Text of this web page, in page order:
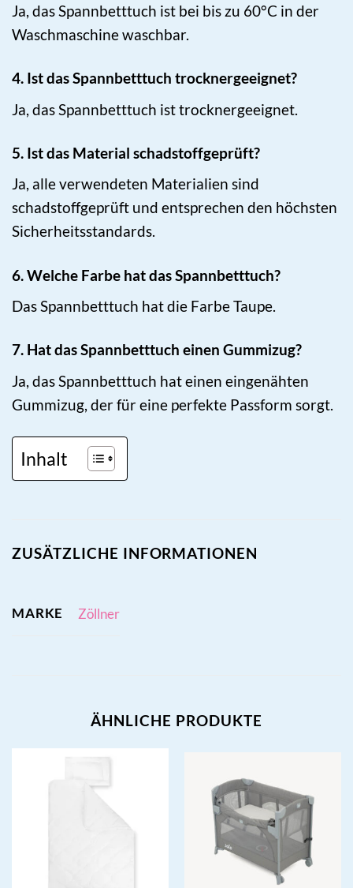
Ja, das Spannbetttuch ist bei bis zu 60°C in der
Waschmaschine waschbar.
4. Ist das Spannbetttuch trocknergeeignet?
Ja, das Spannbetttuch ist trocknergeeignet.
5. Ist das Material schadstoffgeprüft?
Ja, alle verwendeten Materialien sind
schadstoffgeprüft und entsprechen den höchsten
Sicherheitsstandards.
6. Welche Farbe hat das Spannbetttuch?
Das Spannbetttuch hat die Farbe Taupe.
7. Hat das Spannbetttuch einen Gummizug?
Ja, das Spannbetttuch hat einen eingenähten
Gummizug, der für eine perfekte Passform sorgt.
Inhalt
ZUSÄTZLICHE INFORMATIONEN
MARKE Zöllner
ÄHNLICHE PRODUKTE